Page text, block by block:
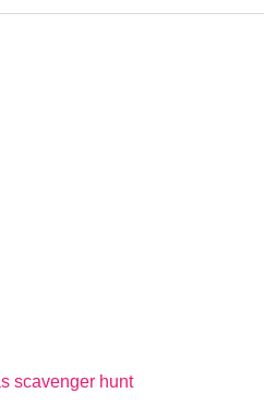
scavenger hunt